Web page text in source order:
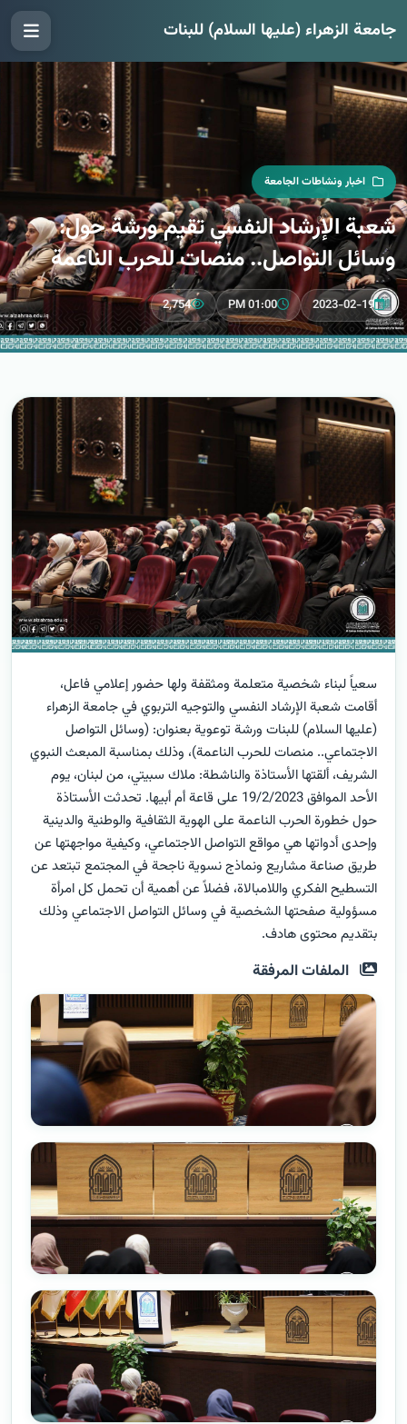
جامعة الزهراء (عليها السلام) للبنات
اخبار ونشاطات الجامعة
شعبة الإرشاد النفسي تقيم ورشة حول:
وسائل التواصل.. منصات للحرب الناعمة
2023-02-19
01:00 PM
2,754
سعياً لبناء شخصية متعلمة ومثقفة ولها حضور إعلامي فاعل،
أقامت شعبة الإرشاد النفسي والتوجيه التربوي في جامعة الزهراء
(عليها السلام) للبنات ورشة توعوية بعنوان: (وسائل التواصل
الاجتماعي.. منصات للحرب الناعمة)، وذلك بمناسبة المبعث النبوي
الشريف، ألقتها الأستاذة والناشطة: ملاك سبيتي، من لبنان، يوم
الأحد الموافق 19/2/2023 على قاعة أم أبيها. تحدثت الأستاذة
حول خطورة الحرب الناعمة على الهوية الثقافية والوطنية والدينية
وإحدى أدواتها هي مواقع التواصل الاجتماعي، وكيفية مواجهتها عن
طريق صناعة مشاريع ونماذج نسوية ناجحة في المجتمع تبتعد عن
التسطيح الفكري واللامبالاة، فضلاً عن أهمية أن تحمل كل امرأة
مسؤولية صفحتها الشخصية في وسائل التواصل الاجتماعي وذلك
بتقديم محتوى هادف.
الملفات المرفقة